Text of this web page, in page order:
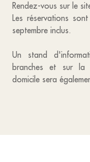
Rendez-vous sur le
Les réservations
septembre inclus.
Un stand
branches et sur la
domicile sera